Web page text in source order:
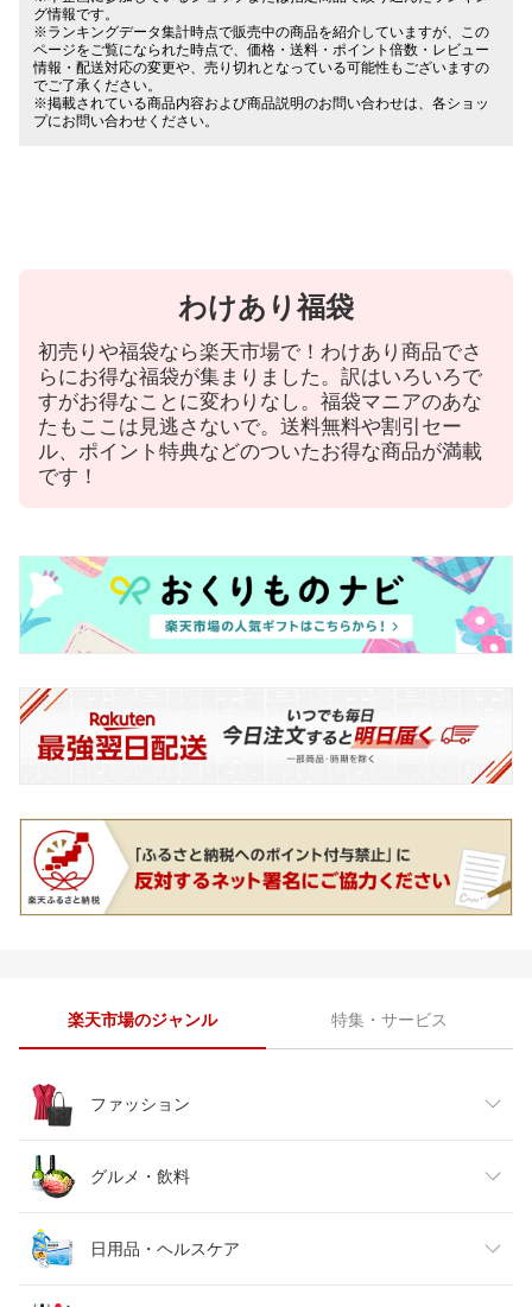
グ情報です。
※ランキングデータ集計時点で販売中の商品を紹介していますが、この
ページをご覧になられた時点で、価格・送料・ポイント倍数・レビュー
情報・配送対応の変更や、売り切れとなっている可能性もございますの
でご了承ください。
※掲載されている商品内容および商品説明のお問い合わせは、各ショッ
プにお問い合わせください。
わけあり福袋
初売りや福袋なら楽天市場で！わけあり商品でさ
らにお得な福袋が集まりました。訳はいろいろで
すがお得なことに変わりなし。福袋マニアのあな
たもここは見逃さないで。送料無料や割引セー
ル、ポイント特典などのついたお得な商品が満載
です！
楽天市場のジャンル 特集・サービス
ファッション
レディースファッション
メンズファッション
グルメ・飲料
食品
日用品・ヘルスケア